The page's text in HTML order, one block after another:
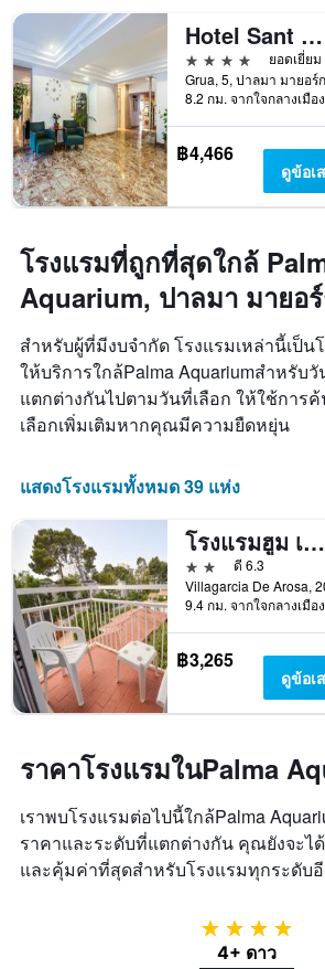
สัปดาห์
แผนภูมิ
มี
แกน
Y
1
แกน
แแส
ดง
เฉลี่ย
ของ
ห้อง
พัก
Hotel Sant Jordi
4 ดาว
ยอดเยี่ยม
8.2 กม. จากใจกลางเมือง
฿4,466
ดูข้อเ
โรงแรมที่ถูกที่สุดใกล้
Aquarium, ปาลมา มายอ
สำหรับผู้ที่มีงบจำกัด โรงแรมเหล่านี้เป็
ให้บริการใกล้Palma Aquariumสำหรับ
แตกต่างกันไปตามวันที่เลือก ให้ใช้การค้
เลือกเพิ่มเติมหากคุณมีความยืดหยุ่น
แสดงโรงแรมทั้งหมด 39 แห่ง
โรงแรมฮูม เน็ตส - ผู้ใหญ่เท่านั้น
2 ดาว
ดี 6.3
9.4 กม. จากใจกลางเมือง
฿3,265
ดูข้อเ
ราคาโรงแรมในPalma
เราพบโรงแรมต่อไปนี้ใกล้Palma
ราคาและระดับที่แตกต่างกัน คุณยังจะ
และคุ้มค่าที่สุดสำหรับโรงแรมทุกระดับ
4 ดาว
4+ ดาว